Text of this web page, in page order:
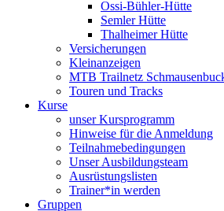
Ossi-Bühler-Hütte
Semler Hütte
Thalheimer Hütte
Versicherungen
Kleinanzeigen
MTB Trailnetz
Touren und Tracks
Kurse
unser Kursprogramm
Hinweise für die Anmeldung
Teilnahmebedingungen
Unser Ausbildungsteam
Ausrüstungslisten
Trainer*in werden
Gruppen